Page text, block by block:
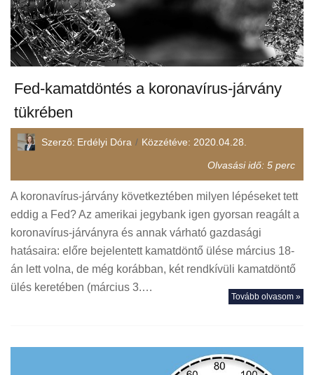
Fed-kamatdöntés a koronavírus-járvány
tükrében
Szerző: Erdélyi Dóra Közzétéve: 2020.04.28.
Olvasási idő: 5 perc
A koronavírus-járvány következtében milyen lépéseket tett
eddig a Fed? Az amerikai jegybank igen gyorsan reagált a
koronavírus-járványra és annak várható gazdasági
hatásaira: előre bejelentett kamatdöntő ülése március 18-
án lett volna, de még korábban, két rendkívüli kamatdöntő
ülés keretében (március 3.…
Tovább olvasom »